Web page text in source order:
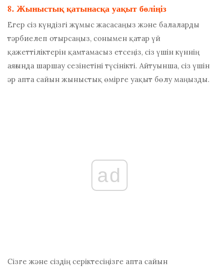
8. Жыныстық қатынасқа уақыт бөліңіз
Егер сіз күндізгі жұмыс жасасаңыз және балаларды
тәрбиелеп отырсаңыз, сонымен қатар үй
қажеттіліктерін қамтамасыз етсеңіз, сіз үшін күннің
аяғында шаршау сезінетіні түсінікті. Айтуынша, сіз үшін
әр апта сайын жыныстық өмірге уақыт бөлу маңызды.
ad
Сізге және сіздің серіктесіңізге апта сайын